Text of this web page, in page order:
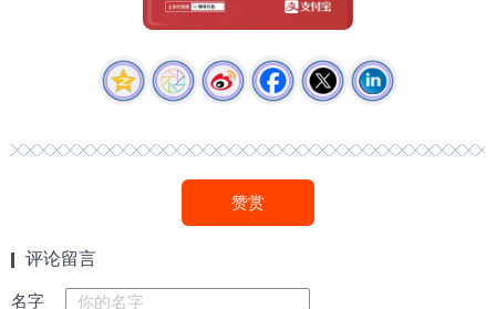
赞赏
评论留言
名字